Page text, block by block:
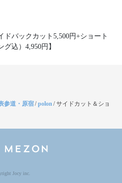
ドバックカット5,500円+ショート
込）4,950円】
参道・原宿/polon/サイドカット＆ショ
Jocy inc.